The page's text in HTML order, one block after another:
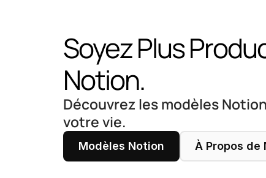
Soyez Plus
Notion.
Découvrez les modèles
votre vie.
Modèles Notion À Propos de